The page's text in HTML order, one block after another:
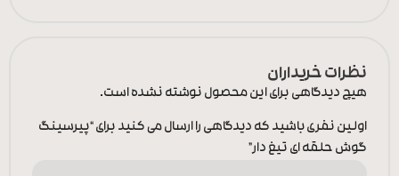
نظرات خریداران
هیچ دیدگاهی برای این محصول نوشته نشده است.
اولین نفری باشید که دیدگاهی را ارسال می کنید برای “پیرسینگ
گوش حلقه ای تیغ دار”